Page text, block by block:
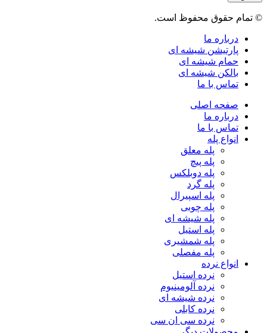
© تمام حقوق محفوظ است.
درباره ما
پارتیشن شیشه ای
حمام شیشه ای
بالکن شیشه ای
تماس با ما
صفحه اصلی
درباره ما
تماس با ما
انواع پله
پله معلق
پله پیچ
پله دوبلکس
پله گرد
پله اسپیرال
پله چوبی
پله شیشه ای
پله استیل
پله شمشیری
پله مفصلی
انواع نرده
نرده استیل
نرده آلومینیوم
نرده شیشه ای
نرده کابلی
نرده سی ان سی